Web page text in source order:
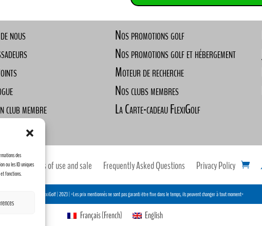
des
ou les ID uniques
fonctions.
nous
club membre
Nos promotions golf
Nos promotions golf et hébergement
Moteur de recherche
Nos clubs membres
La Carte-cadeau FlexiGolf
Terms of use and sale Frequently Asked Questions Privacy Policy
Humain Créatike & FlexiGolf | 2023 |*Les prix mentionnés ne sont pas garanti être fixe dans le temps, ils peuvent changer à tout moment*
Français(French) English